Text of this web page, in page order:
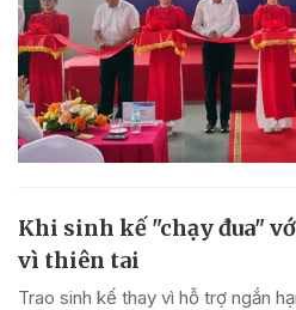
Khi sinh kế "chạy đua"
vì thiên tai
Trao sinh kế thay vì hỗ trợ ngắn